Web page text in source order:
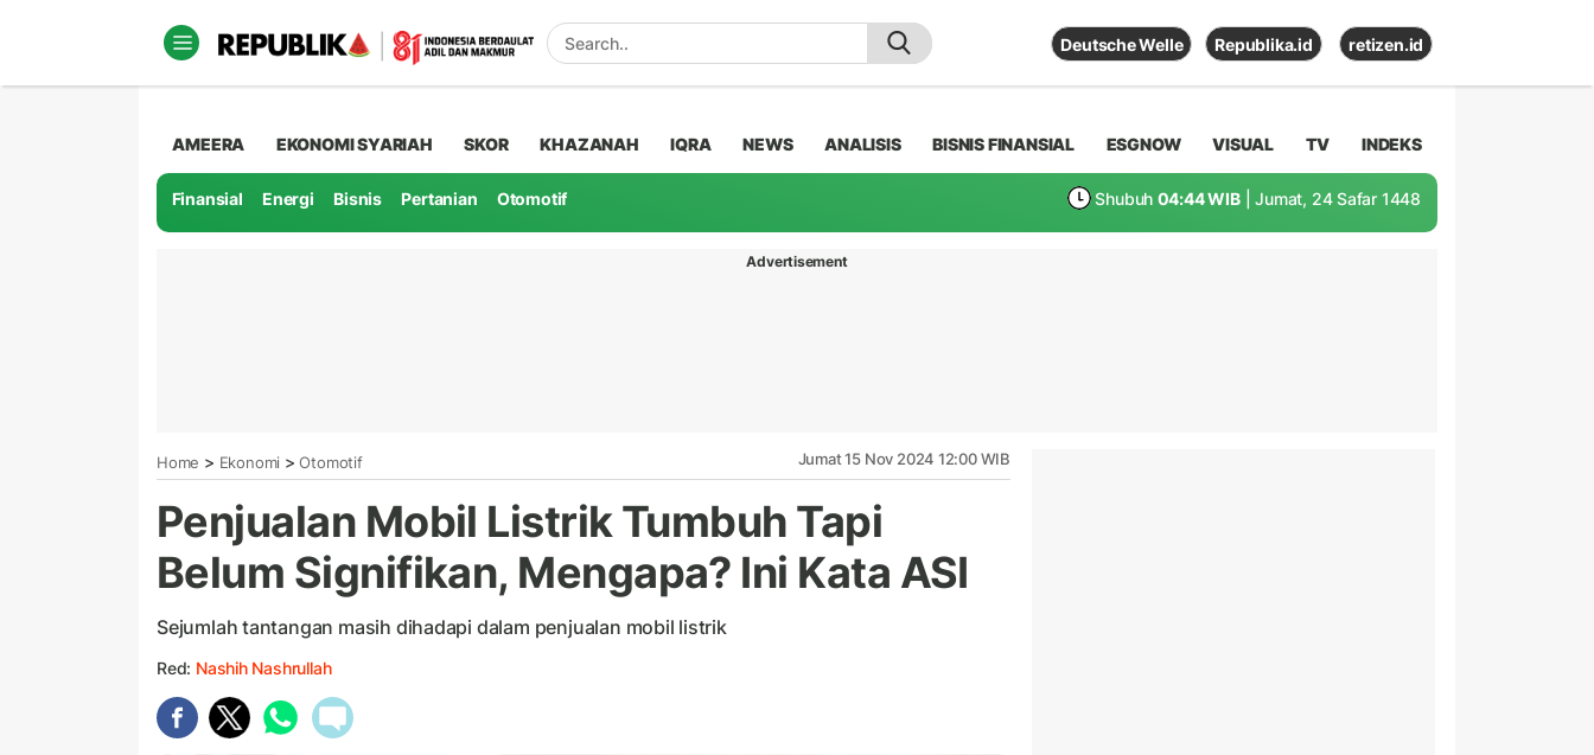
Deutsche Welle Republika.id retizen.id
AMEERA EKONOMI SYARIAH SKOR KHAZANAH IQRA NEWS ANALISIS BISNIS FINANSIAL ESGNOW VISUAL TV INDEKS
Finansial Energi Bisnis Pertanian Otomotif Shubuh 04:44 WIB | Jumat, 24 Safar 1448
Advertisement
Home > Ekonomi > Otomotif Jumat 15 Nov 2024 12:00 WIB
Penjualan Mobil Listrik Tumbuh Tapi
Belum Signifikan, Mengapa? Ini Kata ASI
Sejumlah tantangan masih dihadapi dalam penjualan mobil listrik
Red: Nashih Nashrullah